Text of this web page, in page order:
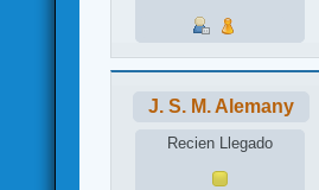
J. S. M. Alemany
Recien Llegado